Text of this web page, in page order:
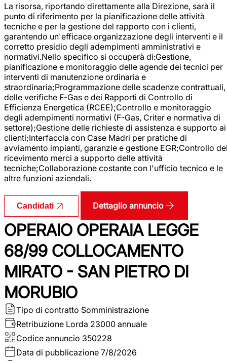
La risorsa, riportando direttamente alla Direzione, sarà il
punto di riferimento per la pianificazione delle attività
tecniche e per la gestione del rapporto con i clienti,
garantendo un'efficace organizzazione degli interventi e il
corretto presidio degli adempimenti amministrativi e
normativi.Nello specifico si occuperà di:Gestione,
pianificazione e monitoraggio delle agende dei tecnici per
interventi di manutenzione ordinaria e
straordinaria;Programmazione delle scadenze contrattuali,
delle verifiche F-Gas e dei Rapporti di Controllo di
Efficienza Energetica (RCEE);Controllo e monitoraggio
degli adempimenti normativi (F-Gas, Criter e normativa di
settore);Gestione delle richieste di assistenza e supporto ai
clienti;Interfaccia con Case Madri per pratiche di
avviamento impianti, garanzie e gestione EGR;Controllo
ricevimento merci a supporto delle attività
tecniche;Collaborazione costante con l'ufficio tecnico e le
altre funzioni aziendali.
Candidati Dettaglio annuncio
OPERAIO OPERAIA LEGGE
68/99 COLLOCAMENTO
MIRATO - SAN PIETRO DI
MORUBIO
Tipo di contratto Somministrazione
Retribuzione Lorda 23000 annuale
Codice annuncio 350228
Data di pubblicazione 7/8/2026